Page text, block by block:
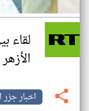
لقاء
اخبار جزر